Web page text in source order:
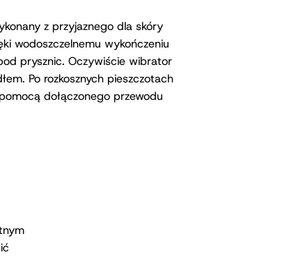
z przyjaznego dla skóry
wodoszczelnemu wykończeniu
prysznic. Oczywiście wibrator
Po rozkosznych pieszczotach
dołączonego przewodu